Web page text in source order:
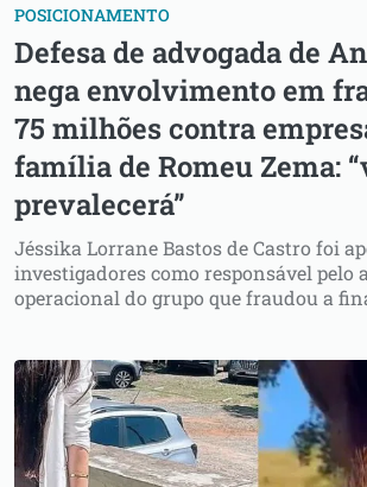
POSICIONAMENTO
Defesa de advogada de
nega envolvimento em
75 milhões contra
família de Romeu Zema:
prevalecerá”
Jéssika Lorrane Bastos de Castro foi
investigadores como responsável pelo
operacional do grupo que fraudou a